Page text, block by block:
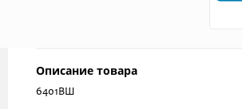
Описание товара
6401ВШ